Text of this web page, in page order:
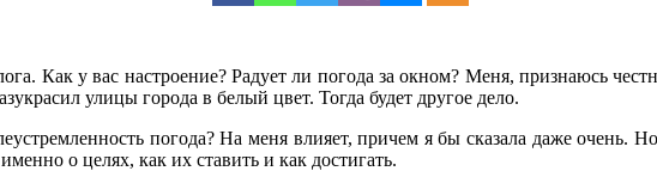
Как у вас настроение? Радует ли погода за окном? Меня, признаюсь
улицы города в белый цвет. Тогда будет другое дело.
погода? На меня влияет, причем я бы сказала даже очень.
о целях, как их ставить и как достигать.